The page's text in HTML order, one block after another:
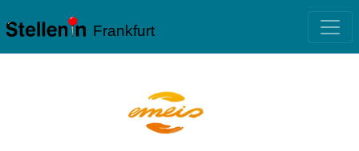
Frankfurt